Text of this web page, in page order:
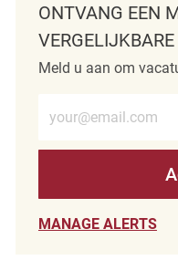
ONTVANG EEN
Meld u aan om
MANAGE ALERTS